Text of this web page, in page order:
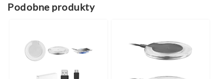
Podobne produkty